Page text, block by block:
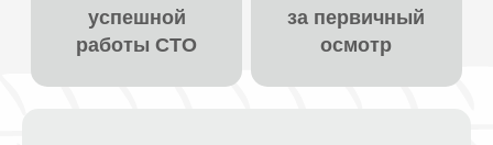
успешной
работы СТО
за первичный
осмотр